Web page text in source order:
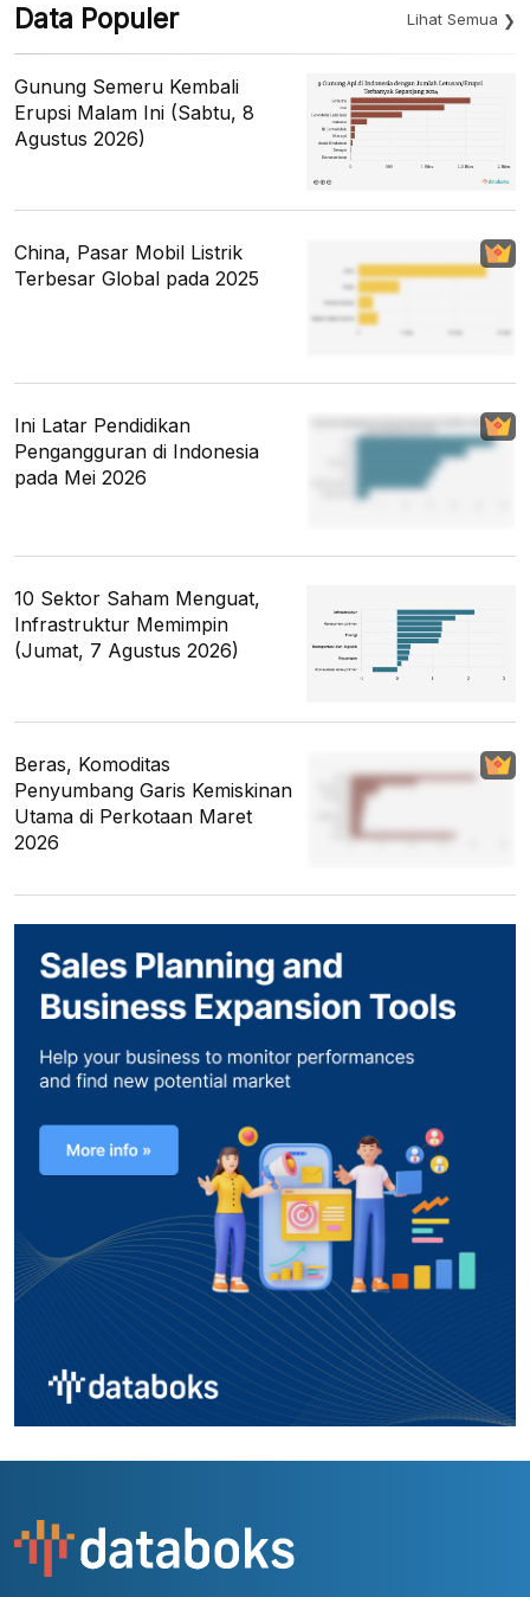
Data Populer Lihat Semua
Gunung Semeru Kembali
Erupsi Malam Ini (Sabtu, 8
Agustus 2026)
China, Pasar Mobil Listrik
Terbesar Global pada 2025
Ini Latar Pendidikan
Pengangguran di Indonesia
pada Mei 2026
10 Sektor Saham Menguat,
Infrastruktur Memimpin
(Jumat, 7 Agustus 2026)
Beras, Komoditas
Penyumbang Garis Kemiskinan
Utama di Perkotaan Maret
2026